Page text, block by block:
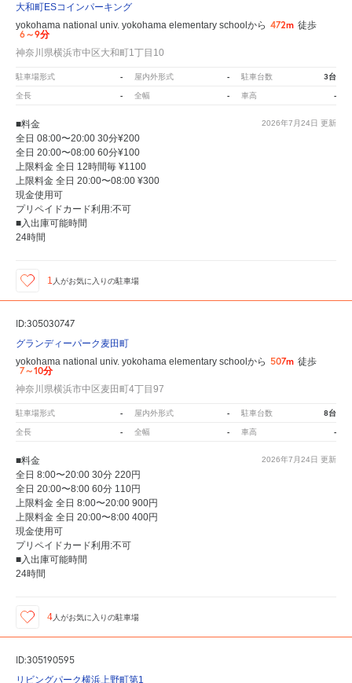
大和町ESコインパーキング
yokohama national univ. yokohama elementary schoolから 472m 徒歩
6～9分
神奈川県横浜市中区大和町1丁目10
駐車場形式 - 屋内外形式 - 駐車台数 3台
全長 - 全幅 - 車高 -
2026年7月24日 更新
■料金
全日 08:00〜20:00 30分¥200
全日 20:00〜08:00 60分¥100
上限料金 全日 12時間毎 ¥1100
上限料金 全日 20:00〜08:00 ¥300
現金使用可
プリペイドカード利用:不可
■入出庫可能時間
24時間
1 人がお気に入りの駐車場
ID:305030747
グランディーパーク麦田町
yokohama national univ. yokohama elementary schoolから 507m 徒歩
7～10分
神奈川県横浜市中区麦田町4丁目97
駐車場形式 - 屋内外形式 - 駐車台数 8台
全長 - 全幅 - 車高 -
2026年7月24日 更新
■料金
全日 8:00〜20:00 30分 220円
全日 20:00〜8:00 60分 110円
上限料金 全日 8:00〜20:00 900円
上限料金 全日 20:00〜8:00 400円
現金使用可
プリペイドカード利用:不可
■入出庫可能時間
24時間
4 人がお気に入りの駐車場
ID:305190595
リビングパーク横浜上野町第1